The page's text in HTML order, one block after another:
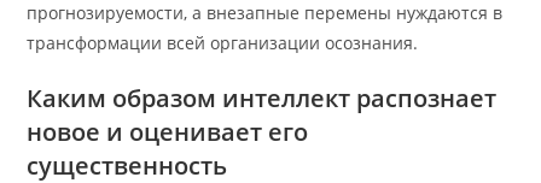
прогнозируемости, а внезапные перемены нуждаются в
трансформации всей организации осознания.
Каким образом интеллект распознает
новое и оценивает его
существенность